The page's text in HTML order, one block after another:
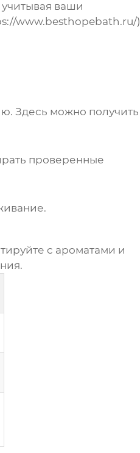
ваши
www.besthopebath.ru/)
Здесь можно получить
проверенные
с ароматами и